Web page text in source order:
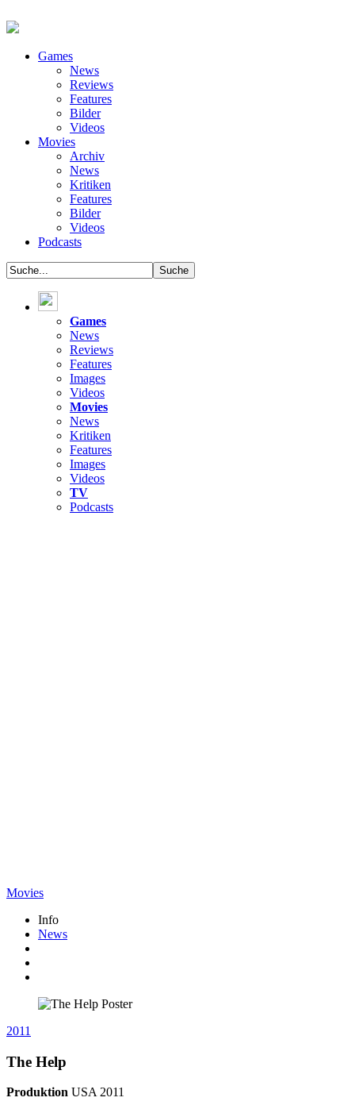
Games
News
Reviews
Features
Bilder
Videos
Movies
Archiv
News
Kritiken
Features
Bilder
Videos
Podcasts
Games
News
Reviews
Features
Images
Videos
Movies
News
Kritiken
Features
Images
Videos
TV
Podcasts
Movies
Info
News
2011
The Help
Produktion USA2011